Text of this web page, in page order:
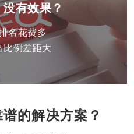
有效果？
名花费多
比例差距大
的解决方案？